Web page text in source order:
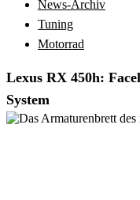
News-Archiv
Tuning
Motorrad
Lexus RX 450h:
System